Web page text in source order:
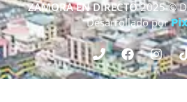
ZAMORA EN DIRECTO2025 ©
Desarrollado por